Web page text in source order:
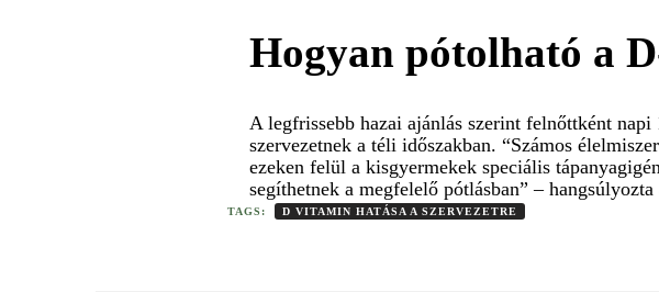
Hogyan pótolható a
A legfrissebb hazai ajánlás szerint felnőttként
szervezetnek a téli időszakban. “Számos
ezeken felül a kisgyermekek speciális
segíthetnek a megfelelő pótlásban” – hangsúlyozta
TAGS: D VITAMIN HATÁSA A SZERVEZETRE